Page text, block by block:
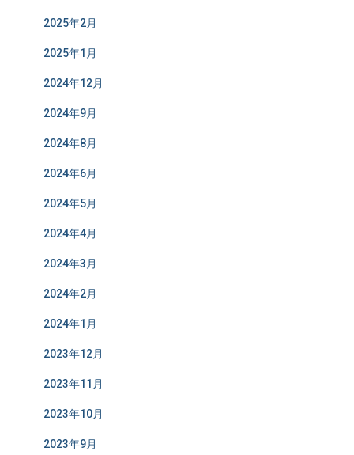
2025年2月
2025年1月
2024年12月
2024年9月
2024年8月
2024年6月
2024年5月
2024年4月
2024年3月
2024年2月
2024年1月
2023年12月
2023年11月
2023年10月
2023年9月